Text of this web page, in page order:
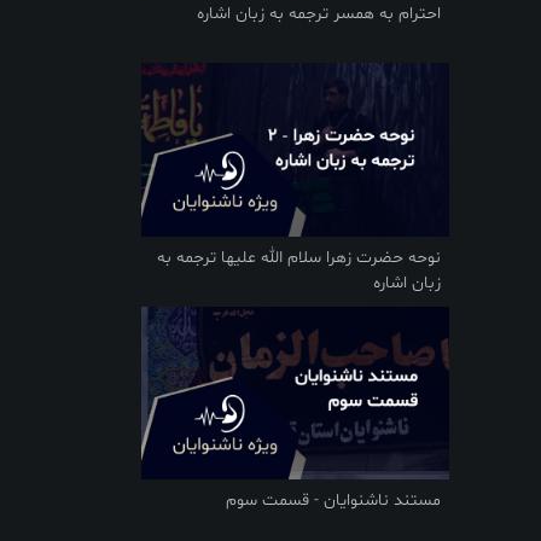
احترام به همسر ترجمه به زبان اشاره
نوحه حضرت زهرا سلام الله علیها ترجمه به
زبان اشاره
مستند ناشنوایان - قسمت سوم